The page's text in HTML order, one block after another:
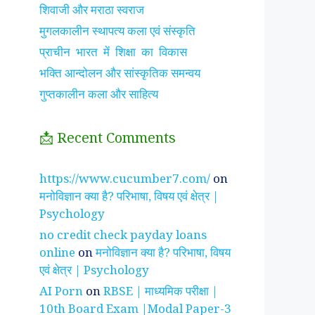
झाँसी की रानी के रहस्मयी
सुनीता विलियम्स ~
भारतीय मूल की अन्तरिक्ष
यात्री
शिवाजी और मराठा स्वराज
मुगलकालीन स्थापत्य कला एवं संस्कृति
प्राचीन भारत में शिक्षा का विकास
भक्ति आन्दोलन और सांस्कृतिक समन्वय
गुप्तकालीन कला और साहित्य
📩 Recent Comments
https://www.cucumber7.com/ on
मनोविज्ञान क्या है? परिभाषा, विषय एवं क्षेत्र |
Psychology
no credit check payday loans
online onमनोविज्ञान क्या है? परिभाषा, विषय
एवं क्षेत्र | Psychology
AI Porn onRBSE | माध्यमिक परीक्षा |
10th Board Exam |Modal Paper-3